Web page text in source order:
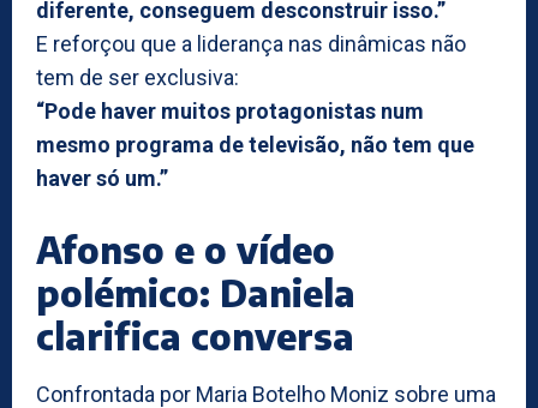
diferente, conseguem desconstruir isso.”
E reforçou que a liderança nas dinâmicas não
tem de ser exclusiva:
“Pode haver muitos protagonistas num
mesmo programa de televisão, não tem que
haver só um.”
Afonso e o vídeo
polémico: Daniela
clarifica conversa
Confrontada por Maria Botelho Moniz sobre uma